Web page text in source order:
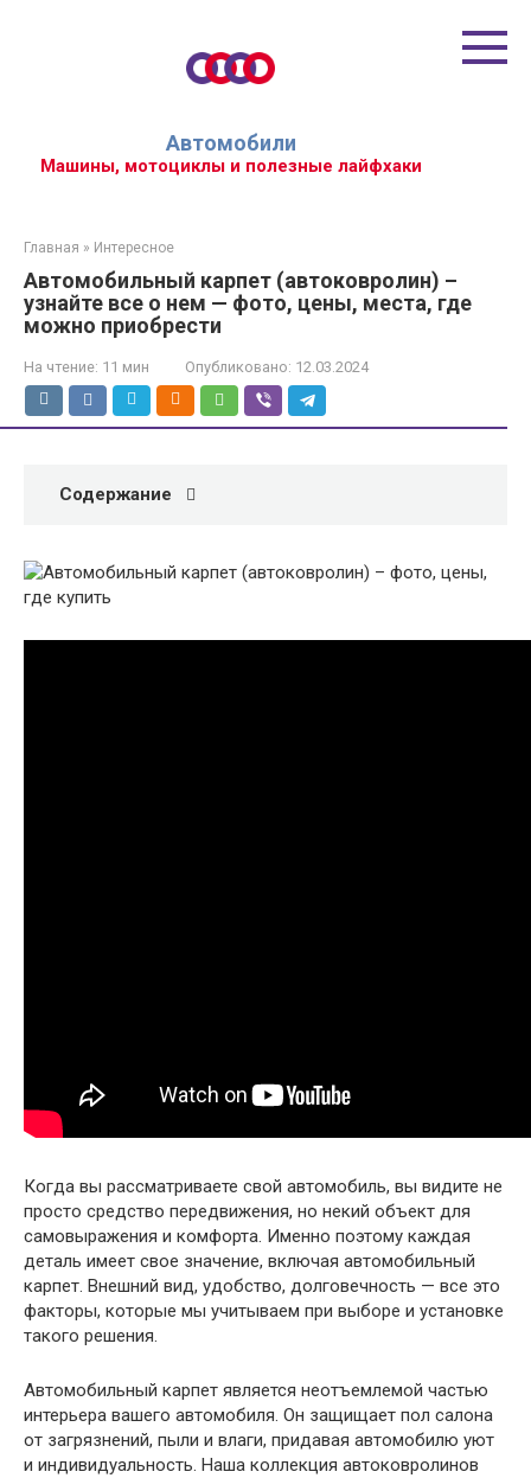
Автомобили
Машины, мотоциклы и полезные лайфхаки
Главная » Интересное
Автомобильный карпет (автоковролин) –
узнайте все о нем — фото, цены, места, где
можно приобрести
На чтение: 11 мин Опубликовано: 12.03.2024
Содержание
Когда вы рассматриваете свой автомобиль, вы видите не
просто средство передвижения, но некий объект для
самовыражения и комфорта. Именно поэтому каждая
деталь имеет свое значение, включая автомобильный
карпет. Внешний вид, удобство, долговечность — все это
факторы, которые мы учитываем при выборе и установке
такого решения.
Автомобильный карпет является неотъемлемой частью
интерьера вашего автомобиля. Он защищает пол салона
от загрязнений, пыли и влаги, придавая автомобилю уют
и индивидуальность. Наша коллекция автоковролинов